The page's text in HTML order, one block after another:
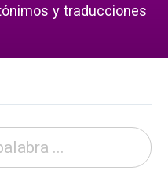
y traducciones